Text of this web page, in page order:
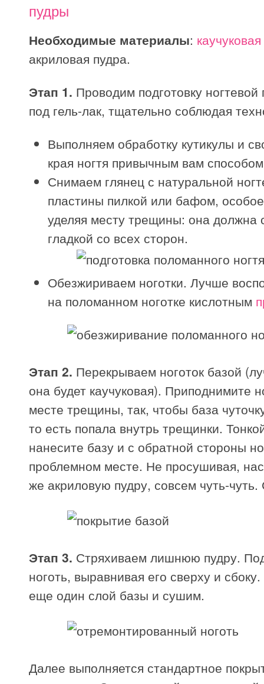
пудры
Необходимые материалы:
акриловая пудра.
Этап 1. Проводим подготовку
под гель-лак, тщательно соблюдая
Выполняем обработку кутикулы и
края ногтя привычным вам
Снимаем глянец с натуральной
пластины пилкой или бафом,
уделяя месту трещины: она должна
гладкой со всех сторон.
Обезжириваем ноготки. Лучше
на поломанном ноготке кислотным
Этап 2. Перекрываем ноготок базой
она будет каучуковая). Приподнимите
месте трещины, так, чтобы база
то есть попала внутрь трещинки.
нанесите базу и с обратной стороны
проблемном месте. Не просушивая,
же акриловую пудру, совсем чуть-
Этап 3. Стряхиваем лишнюю пудру.
ноготь, выравнивая его сверху и
еще один слой базы и сушим.
Далее выполняется стандартное